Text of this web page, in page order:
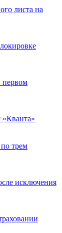
листа на
первом
трем
исключения